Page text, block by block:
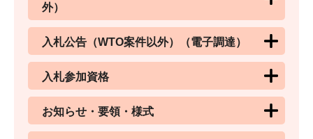
外）
入札公告（WTO案件以外）（電子調達）
入札参加資格
お知らせ・要領・様式